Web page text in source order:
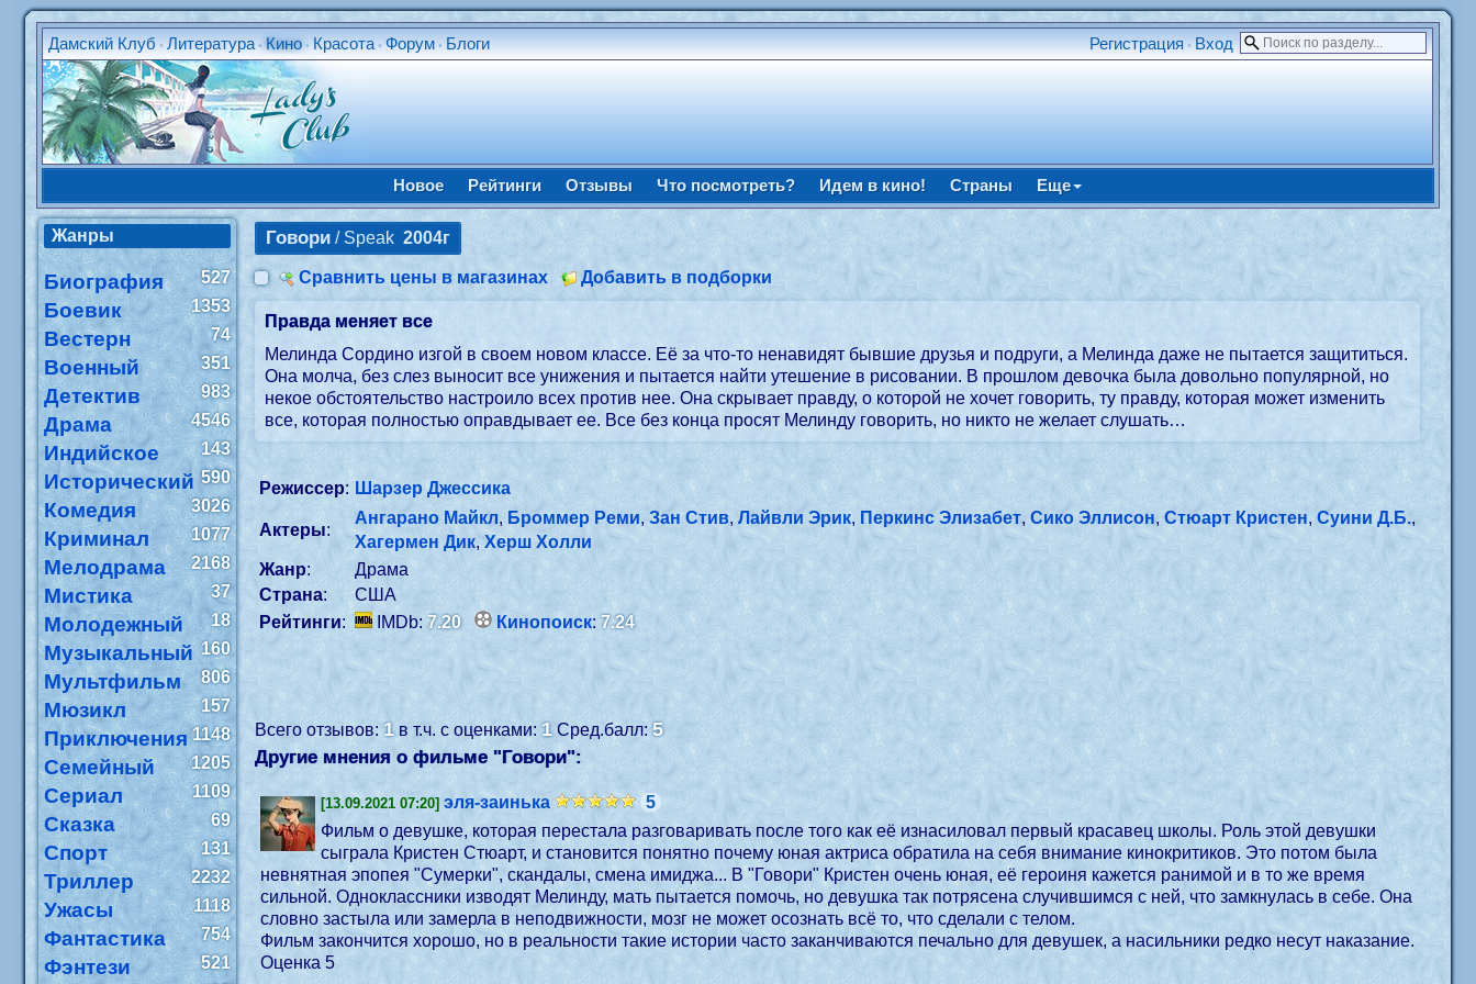
Дамский Клуб •Литература •Кино • Красота •Форум • Блоги Регистрация • Вход
Новое Рейтинги Отзывы Что посмотреть? Идем в кино! Страны Еще
Жанры
Биография 527
Боевик 1353
Вестерн 74
Военный 351
Детектив 983
Драма 4546
Индийское 143
Исторический 590
Комедия 3026
Криминал 1077
Мелодрама 2168
Мистика 37
Молодежный 18
Музыкальный 160
Мультфильм 806
Мюзикл 157
Приключения 1148
Семейный 1205
Сериал 1109
Сказка 69
Спорт 131
Триллер 2232
Ужасы 1118
Фантастика 754
Фэнтези
521
Говори / Speak2004г
Сравнить цены в магазинах Добавить в подборки
Правда меняет все
Мелинда Сордино изгой в своем новом классе. Её за что-то ненавидят бывшие друзья и подруги, а Мелинда даже не пытается защититься.
Она молча, без слез выносит все унижения и пытается найти утешение в рисовании. В прошлом девочка была довольно популярной, но
некое обстоятельство настроило всех против нее. Она скрывает правду, о которой не хочет говорить, ту правду, которая может изменить
все, которая полностью оправдывает ее. Все без конца просят Мелинду говорить, но никто не желает слушать…
Режиссер: Шарзер Джессика
Актеры:
Ангарано Майкл, Броммер Реми,Зан Стив,Лайвли Эрик, Перкинс Элизабет,Сико Эллисон,Стюарт Кристен,Суини Д.Б.,
Хагермен Дик,Херш Холли
Жанр:
Драма
Страна:
США
Рейтинги: IMDb:7.20 Кинопоиск:7.24
Всего отзывов:1в т.ч. с оценками:1Сред.балл:5
Другие мнения о фильме "Говори":
[13.09.2021 07:20] эля-заинька
5
Фильм о девушке, которая перестала разговаривать после того как её изнасиловал первый красавец школы. Роль этой девушки
сыграла Кристен Стюарт, и становится понятно почему юная актриса обратила на себя внимание кинокритиков. Это потом была
невнятная эпопея "Сумерки", скандалы, смена имиджа... В "Говори" Кристен очень юная, её героиня кажется ранимой и в то же время
сильной. Одноклассники изводят Мелинду, мать пытается помочь, но девушка так потрясена случившимся с ней, что замкнулась в себе. Она
словно застыла или замерла в неподвижности, мозг не может осознать всё то, что сделали с телом.
Фильм закончится хорошо, но в реальности такие истории часто заканчиваются печально для девушек, а насильники редко несут наказание.
Оценка 5